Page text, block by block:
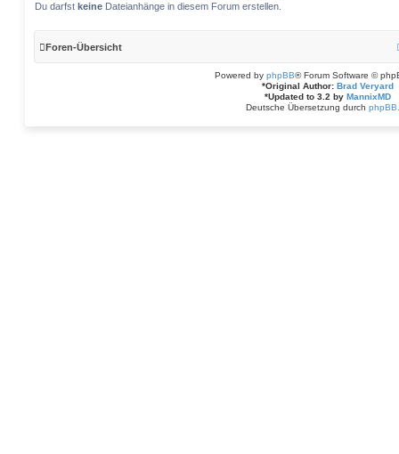
Du darfst keine Dateianhänge in diesem Forum erstellen.
Foren-Übersicht
Powered by phpBB® Forum Software ©
*Original Author: Brad Veryard
*Updated to 3.2 by MannixMD
Deutsche Übersetzung durch